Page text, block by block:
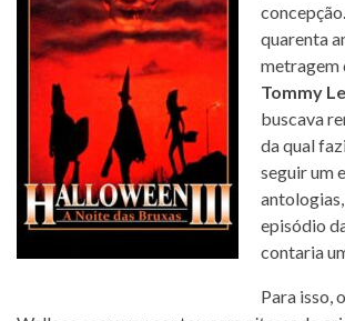
quarenta
Tommy
buscava
da qual
seguir um
episódio
contaria
Para isso,